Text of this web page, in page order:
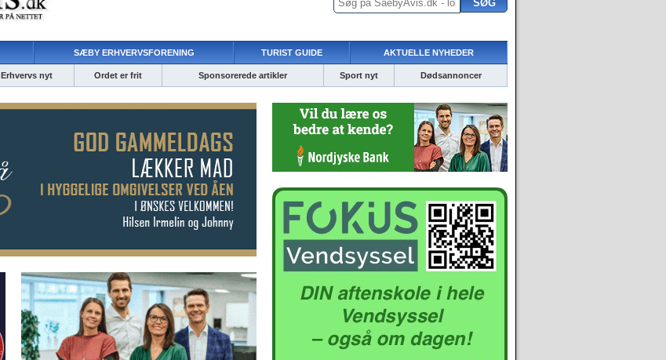
SÆBY ERHVERVSFORENING TURIST GUIDE AKTUELLE NYHEDER
Erhvervs nyt Ordet er frit Sponsorerede artikler Sport nyt Dødsannoncer